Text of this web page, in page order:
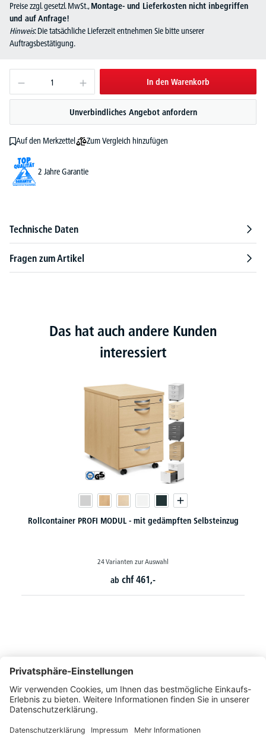
Preise zzgl. gesetzl. MwSt.,Montage- und Lieferkosten nicht inbegriffen
und auf Anfrage!
Hinweis: Die tatsächliche Lieferzeit entnehmen Sie bitte unserer
Auftragsbestätigung.
In den Warenkorb
Unverbindliches Angebot anfordern
Auf den Merkzettel Zum Vergleich hinzufügen
2 Jahre Garantie
Technische Daten
Fragen zum Artikel
Das hat auch andere Kunden
interessiert
Rollcontainer PROFI MODUL - mit gedämpften Selbsteinzug
24 Varianten zur Auswahl
ab chf 461,-
Montags bis Freitags von 08:30 - 17:00 Uhr
+41 44 240 / 11 55
+41 44 240 / 11 57
info@office-trade.ch